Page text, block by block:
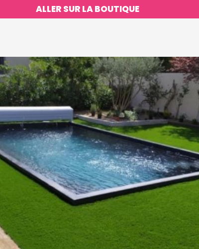
ALLER SUR LA BOUTIQUE